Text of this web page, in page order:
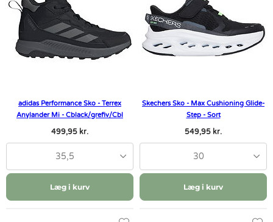
adidas Performance Sko - Terrex
Anylander Mi - Cblack/grefiv/Cbl
499,95 kr.
35,5
Læg i kurv
Skechers Sko - Max Cushioning Glide-
Step - Sort
549,95 kr.
30
Læg i kurv